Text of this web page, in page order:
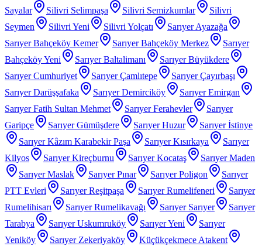
Sayalar
Silivri Selimpaşa Silivri Semizkumlar
Silivri
Seymen
Silivri Yeni Silivri Yolçatı
Sarıyer Ayazağa
Sarıyer Bahçeköy Kemer
Sarıyer Bahçeköy Merkez
Sarıyer
Bahçeköy Yeni
Sarıyer Baltalimanı
Sarıyer Büyükdere
Sarıyer Cumhuriyet
Sarıyer Çamlıtepe
Sarıyer Çayırbaşı
Sarıyer Darüşşafaka
Sarıyer Demirciköy
Sarıyer Emirgan
Sarıyer Fatih Sultan Mehmet
Sarıyer Ferahevler
Sarıyer
Garipçe
Sarıyer Gümüşdere Sarıyer Huzur
Sarıyer İstinye
Sarıyer Kâzım Karabekir Paşa
Sarıyer Kısırkaya
Sarıyer
Kilyos
Sarıyer Kireçburnu Sarıyer Kocataş
Sarıyer Maden
Sarıyer Maslak
Sarıyer Pınar Sarıyer Poligon
Sarıyer
PTT Evleri
Sarıyer Reşitpaşa Sarıyer Rumelifeneri
Sarıyer
Rumelihisarı
Sarıyer Rumelikavağı Sarıyer Sarıyer
Sarıyer
Tarabya
Sarıyer Uskumruköy Sarıyer Yeni
Sarıyer
Yeniköy
Sarıyer Zekeriyaköy
Küçükçekmece Atakent